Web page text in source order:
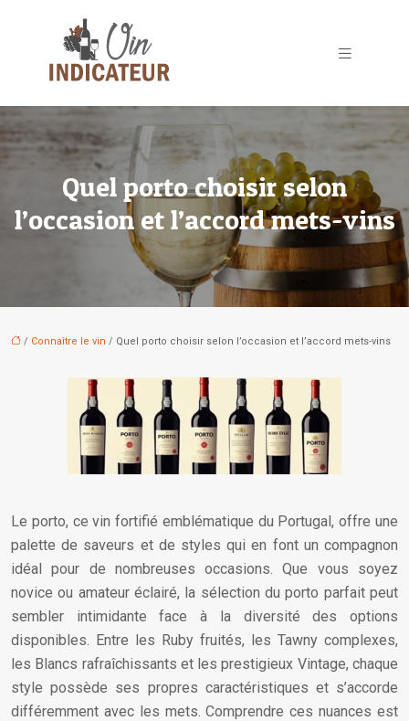
Quel porto choisir selon
l’occasion et l’accord mets-vins
/ Connaître le vin / Quel porto choisir selon l’occasion et l’accord mets-vins
Le porto, ce vin fortifié emblématique du Portugal, offre une
palette de saveurs et de styles qui en font un compagnon
idéal pour de nombreuses occasions. Que vous soyez
novice ou amateur éclairé, la sélection du porto parfait peut
sembler intimidante face à la diversité des options
disponibles. Entre les Ruby fruités, les Tawny complexes,
les Blancs rafraîchissants et les prestigieux Vintage, chaque
style possède ses propres caractéristiques et s’accorde
différemment avec les mets. Comprendre ces nuances est